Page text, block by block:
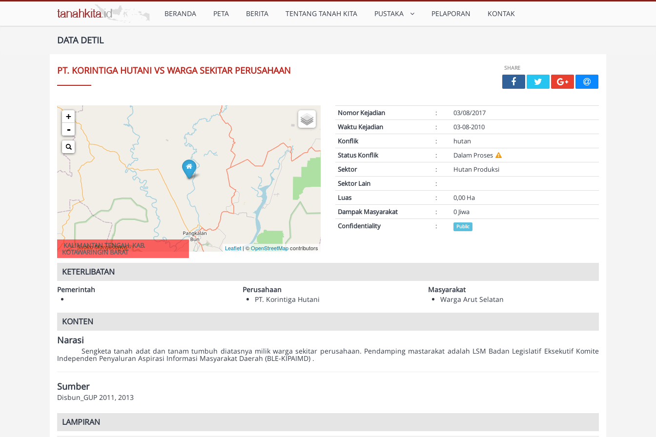
BERANDA PETA BERITA TENTANG TANAH KITA PUSTAKA PELAPORAN KONTAK
DATA DETIL
PT. KORINTIGA HUTANI VS WARGA SEKITAR PERUSAHAAN SHARE
+
-
Leaflet | ©OpenStreetMapcontributors
KALIMANTAN TENGAH, KAB.
KOTAWARINGIN BARAT
Nomor Kejadian :
03/08/2017
Waktu Kejadian
:
03-08-2010
Konflik
:
hutan
Status Konflik
:
Dalam Proses
Sektor
:
Hutan Produksi
Sektor Lain
:
Luas
:
0,00 Ha
Dampak Masyarakat
:
0 Jiwa
Confidentiality
: Public
KETERLIBATAN
Pemerintah
Perusahaan
PT. Korintiga Hutani
Masyarakat
Warga Arut Selatan
KONTEN
Narasi
Sengketa tanah adat dan tanam tumbuh diatasnya milik warga sekitar perusahaan. Pendamping mastarakat adalah LSM Badan Legislatif Eksekutif Komite
Independen Penyaluran Aspirasi Informasi Masyarakat Daerah (BLE-KIPAIMD) .
Sumber
Disbun_GUP 2011, 2013
LAMPIRAN